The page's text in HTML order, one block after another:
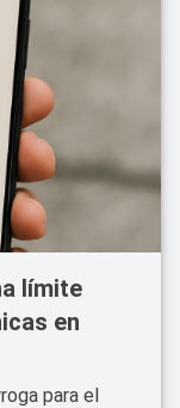
límite
en
para el